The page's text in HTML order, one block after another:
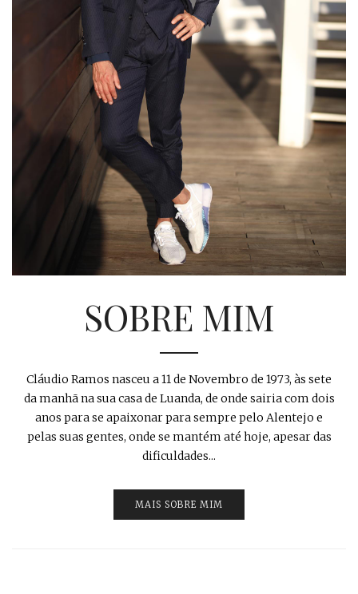
SOBRE MIM
Cláudio Ramos nasceu a 11 de Novembro de 1973, às sete
da manhã na sua casa de Luanda, de onde sairia com dois
anos para se apaixonar para sempre pelo Alentejo e
pelas suas gentes, onde se mantém até hoje, apesar das
dificuldades...
MAIS SOBRE MIM